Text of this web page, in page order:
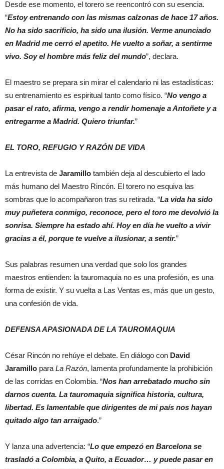
Desde ese momento, el torero se reencontró con su esencia.
“Estoy entrenando con las mismas calzonas de hace 17 años.
No ha sido sacrificio, ha sido una ilusión. Verme anunciado
en Madrid me cerró el apetito. He vuelto a soñar, a sentirme
vivo. Soy el hombre más feliz del mundo”, declara.
El maestro se prepara sin mirar el calendario ni las estadísticas:
su entrenamiento es espiritual tanto como físico. “No vengo a
pasar el rato, afirma, vengo a rendir homenaje a Antoñete y a
entregarme a Madrid. Quiero triunfar.”
EL TORO, REFUGIO Y RAZÓN DE VIDA
La entrevista de Jaramillo también deja al descubierto el lado
más humano del Maestro Rincón. El torero no esquiva las
sombras que lo acompañaron tras su retirada. “La vida ha sido
muy puñetera conmigo, reconoce, pero el toro me devolvió la
sonrisa. Siempre ha estado ahí. Hoy en día he vuelto a vivir
gracias a él, porque te vuelve a ilusionar, a sentir.”
Sus palabras resumen una verdad que solo los grandes
maestros entienden: la tauromaquia no es una profesión, es una
forma de existir. Y su vuelta a Las Ventas es, más que un gesto,
una confesión de vida.
DEFENSA APASIONADA DE LA TAUROMAQUIA
César Rincón no rehúye el debate. En diálogo con David
Jaramillo para La Razón, lamenta profundamente la prohibición
de las corridas en Colombia. “Nos han arrebatado mucho sin
darnos cuenta. La tauromaquia significa historia, cultura,
libertad. Es lamentable que dirigentes de mi país nos hayan
quitado algo tan arraigado.”
Y lanza una advertencia: “Lo que empezó en Barcelona se
trasladó a Colombia, a Quito, a Ecuador… y puede pasar en